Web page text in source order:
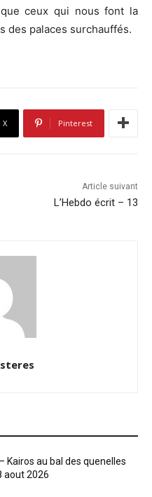
ceux qui nous font la
des palaces surchauffés.
X Pinterest
Article suivant
L’Hebdo écrit – 13
Kairos au bal des quenelles
aout 2026